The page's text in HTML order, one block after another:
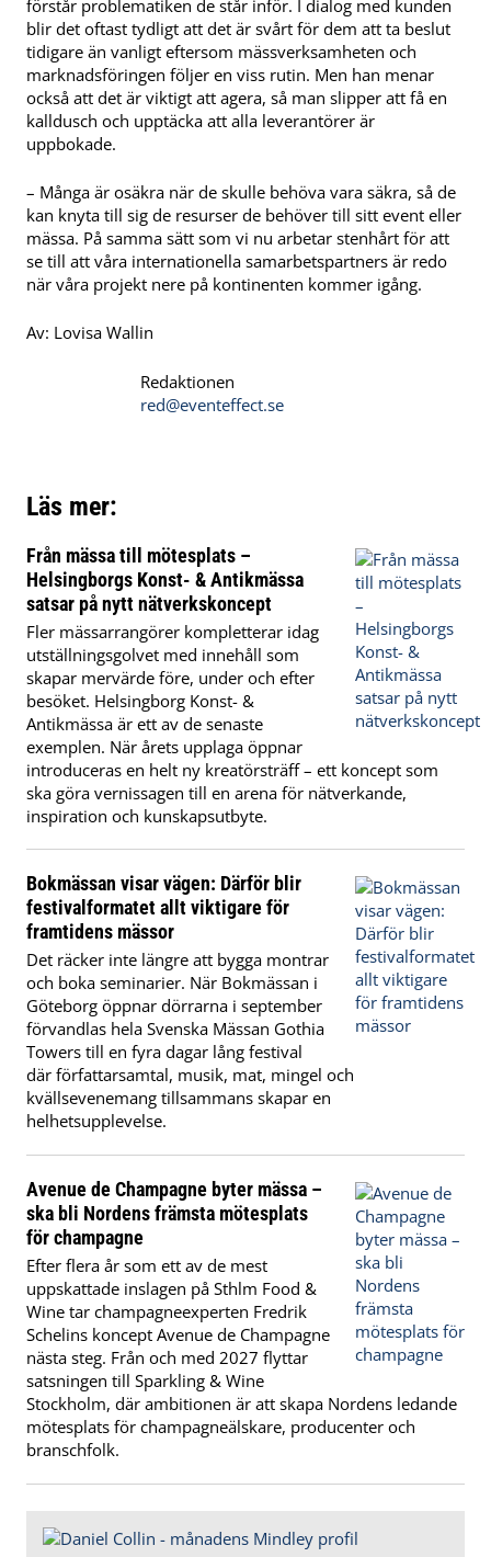
förstår problematiken de står inför. I dialog med kunden
blir det oftast tydligt att det är svårt för dem att ta beslut
tidigare än vanligt eftersom mässverksamheten och
marknadsföringen följer en viss rutin. Men han menar
också att det är viktigt att agera, så man slipper att få en
kalldusch och upptäcka att alla leverantörer är
uppbokade.
– Många är osäkra när de skulle behöva vara säkra, så de
kan knyta till sig de resurser de behöver till sitt event eller
mässa. På samma sätt som vi nu arbetar stenhårt för att
se till att våra internationella samarbetspartners är redo
när våra projekt nere på kontinenten kommer igång.
Av: Lovisa Wallin
Redaktionen
red@eventeffect.se
Läs mer:
Från mässa till mötesplats –
Helsingborgs Konst- & Antikmässa
satsar på nytt nätverkskoncept
Fler mässarrangörer kompletterar idag
utställningsgolvet med innehåll som
skapar mervärde före, under och efter
besöket. Helsingborg Konst- &
Antikmässa är ett av de senaste
exemplen. När årets upplaga öppnar
introduceras en helt ny kreatörsträff – ett koncept som
ska göra vernissagen till en arena för nätverkande,
inspiration och kunskapsutbyte.
Bokmässan visar vägen: Därför blir
festivalformatet allt viktigare för
framtidens mässor
Det räcker inte längre att bygga montrar
och boka seminarier. När Bokmässan i
Göteborg öppnar dörrarna i september
förvandlas hela Svenska Mässan Gothia
Towers till en fyra dagar lång festival
där författarsamtal, musik, mat, mingel och
kvällsevenemang tillsammans skapar en
helhetsupplevelse.
Avenue de Champagne byter mässa –
ska bli Nordens främsta mötesplats
för champagne
Efter flera år som ett av de mest
uppskattade inslagen på Sthlm Food &
Wine tar champagneexperten Fredrik
Schelins koncept Avenue de Champagne
nästa steg. Från och med 2027 flyttar
satsningen till Sparkling & Wine
Stockholm, där ambitionen är att skapa Nordens ledande
mötesplats för champagneälskare, producenter och
branschfolk.